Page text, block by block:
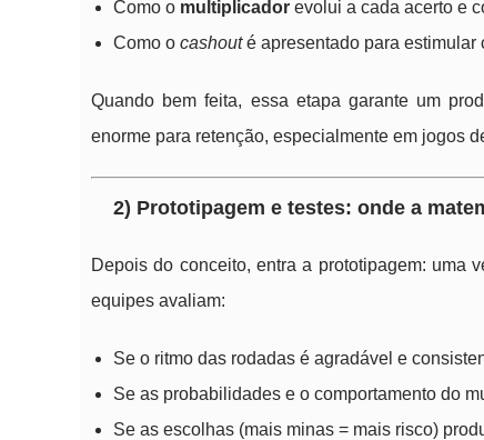
Como o multiplicador evolui a cada acerto e
Como o cashouté apresentado para estimular
Quando bem feita, essa etapa garante um
enorme para retenção, especialmente em jogos
2) Prototipagem e testes: onde a
Depois do conceito, entra a prototipagem: uma
equipes avaliam:
Se o ritmo das rodadas é agradável e
Se as probabilidades e o comportamento do
Se as escolhas (mais minas = mais risco)